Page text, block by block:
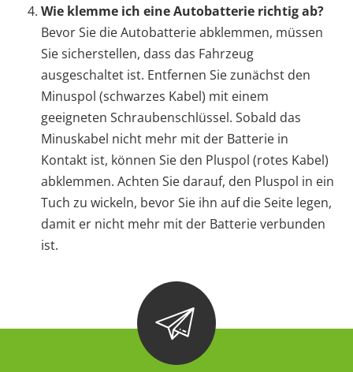
Wie klemme ich eine Autobatterie richtig ab?
Bevor Sie die Autobatterie abklemmen, müssen
Sie sicherstellen, dass das Fahrzeug
ausgeschaltet ist. Entfernen Sie zunächst den
Minuspol (schwarzes Kabel) mit einem
geeigneten Schraubenschlüssel. Sobald das
Minuskabel nicht mehr mit der Batterie in
Kontakt ist, können Sie den Pluspol (rotes Kabel)
abklemmen. Achten Sie darauf, den Pluspol in ein
Tuch zu wickeln, bevor Sie ihn auf die Seite legen,
damit er nicht mehr mit der Batterie verbunden
ist.